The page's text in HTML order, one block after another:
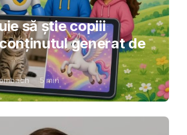
să știe copiii
generat de
5 min